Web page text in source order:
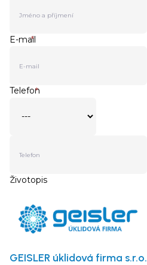
GEISLER úklidová firma s.r.o.